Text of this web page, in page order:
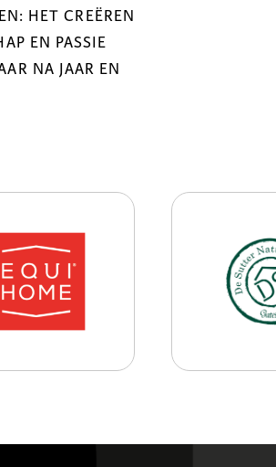
HET CREËREN
EN PASSIE
NA JAAR EN